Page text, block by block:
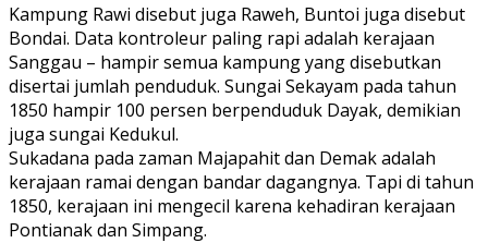
Kampung Rawi disebut juga Raweh, Buntoi juga disebut
Bondai. Data kontroleur paling rapi adalah kerajaan
Sanggau – hampir semua kampung yang disebutkan
disertai jumlah penduduk. Sungai Sekayam pada tahun
1850 hampir 100 persen berpenduduk Dayak, demikian
juga sungai Kedukul.
Sukadana pada zaman Majapahit dan Demak adalah
kerajaan ramai dengan bandar dagangnya. Tapi di tahun
1850, kerajaan ini mengecil karena kehadiran kerajaan
Pontianak dan Simpang.